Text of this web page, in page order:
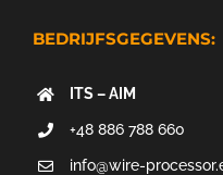
BEDRIJFSGEGEVENS:
ITS – AIM
+48 886 788 660
info@wire-